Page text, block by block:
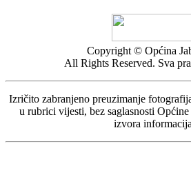
Copyright © Općina
All Rights Reserved. Sva
Izričito zabranjeno preuzimanje
u rubrici vijesti, bez saglasnosti
izvora